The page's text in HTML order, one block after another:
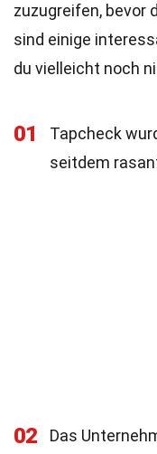
zuzugreifen, bevor
sind einige
du vielleicht noch
01
Tapcheck
seitdem
02
Das